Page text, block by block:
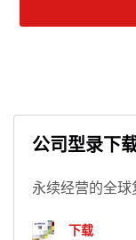
公司型录下
永续经营的全球
下载